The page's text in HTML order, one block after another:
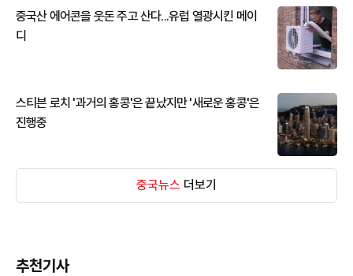
중국산 에어콘을 웃돈 주고 산다...유럽 열광시킨 메이
디
스티븐 로치 '과거의 홍콩'은 끝났지만 '새로운 홍콩'은
진행중
중국뉴스 더보기
추천기사